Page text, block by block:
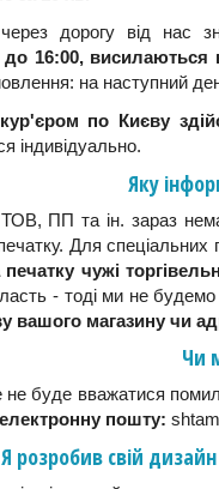
дорогу від нас
до 16:00,
на наступний
по Києву
індивідуально.
Яку
ПП та ін. зараз
Для спеціальних
чужі
- тоді ми не
вашого магазину чи
Чи
буде вважатися
пошту:
Я розробив свій